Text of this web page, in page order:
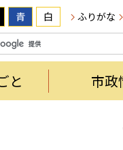
青 白 ふりがな
と 市政